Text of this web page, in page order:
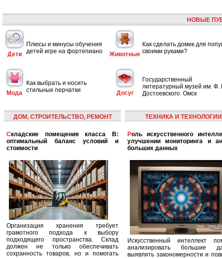
НОВЫЕ
Дети
Плюсы и минусы обучения
детей игре на фортепиано
Животные
Как сделать домик для
своими руками?
Мода
Как выбрать и носить
стильные перчатки
Досуг
Государственный
литературный музей им. Ф.
Достоевского. Омск
ДОМ, СТРОИТЕЛЬСТВО, РЕМОНТ
Складские помещения класса B:
оптимальный баланс условий и
стоимости
Организация хранения требует
грамотного подхода к выбору
подходящего пространства. Склад
должен не только обеспечивать
сохранность товаров, но и помогать
ТЕХНИКА И ТЕХНОЛОГИИ
Роль искусственного интеллекта в
улучшении мониторинга и
больших данных
Искусственный интеллект
анализировать большие
выявлять закономерности и